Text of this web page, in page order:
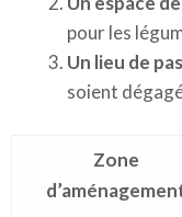
pour les
Un lieu de
soient
Zone